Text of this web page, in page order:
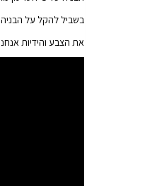
בשביל להקל על הבניה
את הצבע והידיות